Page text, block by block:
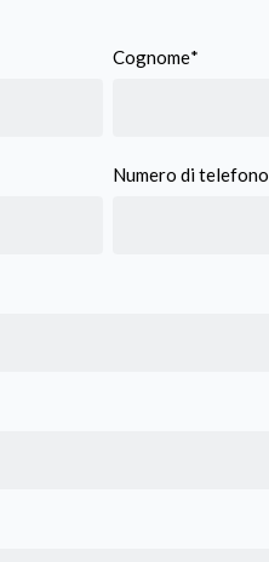
Cognome*
Numero di telefono